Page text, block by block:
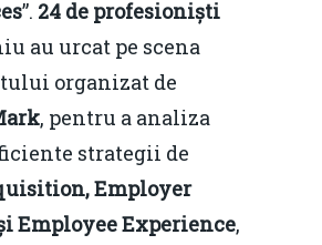
”. 24 de profesioniști
au urcat pe scena
organizat de
, pentru a analiza
strategii de
Employer
Employee Experience,